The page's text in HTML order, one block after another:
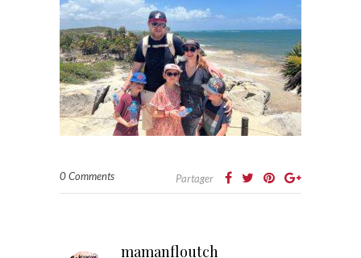
0 Comments Partager
mamanfloutch